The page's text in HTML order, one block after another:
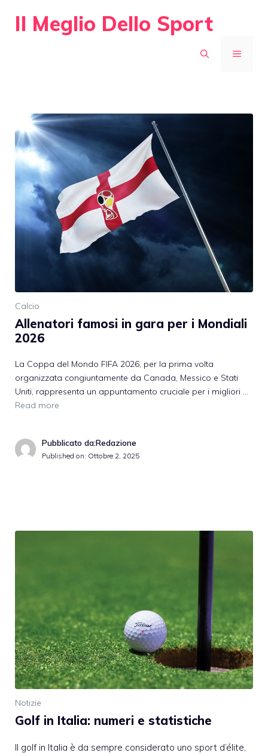
Il Meglio Dello Sport
MENU
Calcio
Allenatori famosi in gara per i Mondiali
2026
La Coppa del Mondo FIFA 2026, per la prima volta
organizzata congiuntamente da Canada, Messico e Stati
Uniti, rappresenta un appuntamento cruciale per i migliori …
Read more
Pubblicato da:Redazione
Published on: Ottobre 2, 2025
Notizie
Golf in Italia: numeri e statistiche
Il golf in Italia è da sempre considerato uno sport d’élite,